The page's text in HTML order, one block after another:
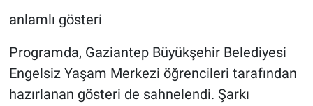
anlamlı gösteri
Programda, Gaziantep Büyükşehir Belediyesi
Engelsiz Yaşam Merkezi öğrencileri tarafından
hazırlanan gösteri de sahnelendi. Şarkı